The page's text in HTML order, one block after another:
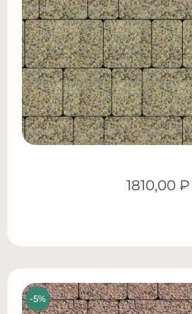
1810,00 ₽